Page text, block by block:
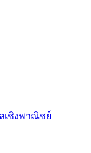
เชิงพาณิชย์